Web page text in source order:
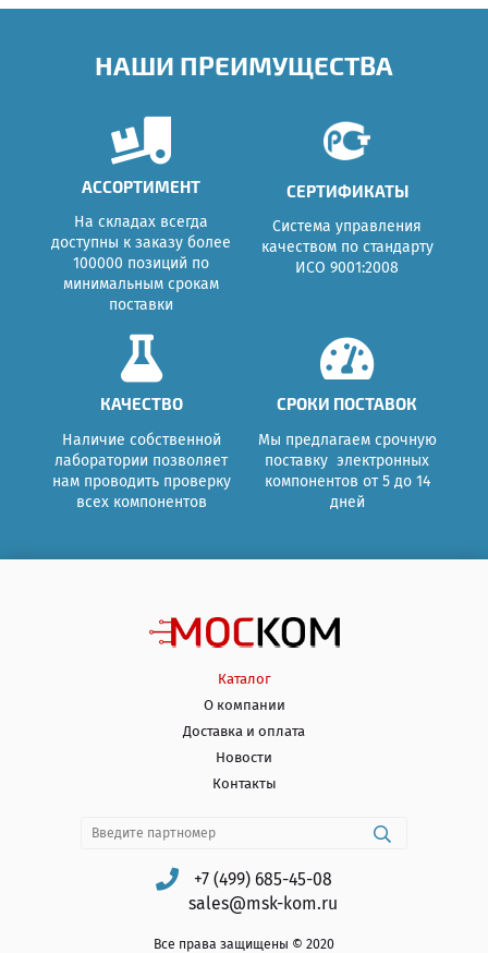
НАШИ ПРЕИМУЩЕСТВА
АССОРТИМЕНТ
На складах всегда
доступны к заказу более
100000 позиций по
минимальным срокам
поставки
СЕРТИФИКАТЫ
Система управления
качеством по стандарту
ИСО 9001:2008
КАЧЕСТВО
Наличие собственной
лаборатории позволяет
нам проводить проверку
всех компонентов
СРОКИ ПОСТАВОК
Мы предлагаем срочную
поставку электронных
компонентов от 5 до 14
дней
Каталог
О компании
Доставка и оплата
Новости
Контакты
+7 (499) 685-45-08
sales@msk-kom.ru
Все права защищены © 2020